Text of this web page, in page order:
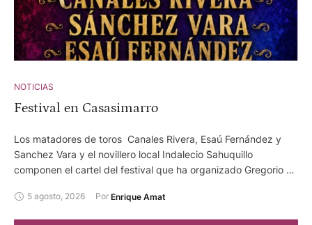
NOTICIAS
Festival en Casasimarro
Los matadores de toros Canales Rivera, Esaú Fernández y
Sanchez Vara y el novillero local Indalecio Sahuquillo
componen el cartel del festival que ha organizado Gregorio de
conquense de Casasimarro. Será el día 24 de agosto, con
5 agosto, 2026 Por Enrique Amat